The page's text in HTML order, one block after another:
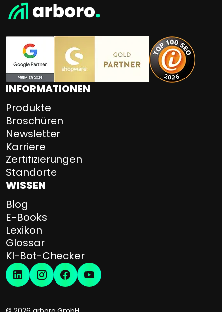
INFORMATIONEN
Produkte
Broschüren
Newsletter
Karriere
Zertifizierungen
Standorte
WISSEN
Blog
E-Books
Lexikon
Glossar
KI-Bot-Checker